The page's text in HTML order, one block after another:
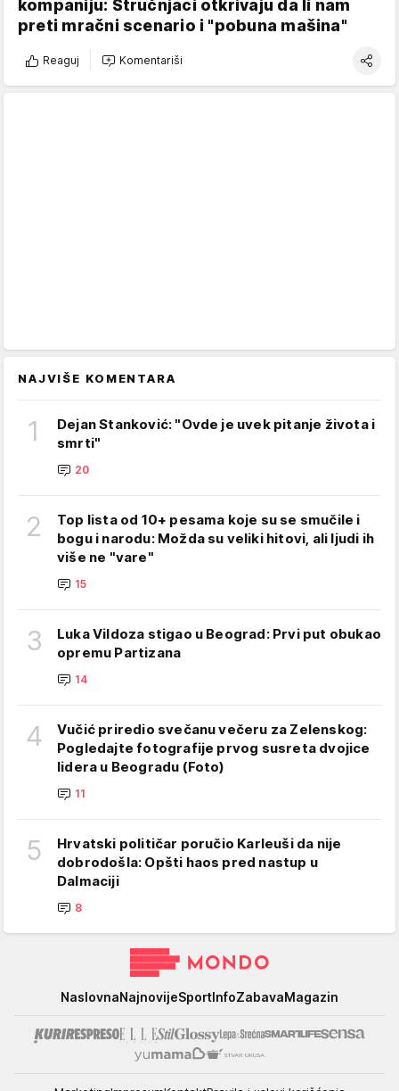
kompaniju: Stručnjaci otkrivaju da li nam
preti mračni scenario i "pobuna mašina"
Reaguj Komentariši
NAJVIŠE KOMENTARA
1
Dejan Stanković: "Ovde je uvek pitanje života i
smrti"
20
2
Top lista od 10+ pesama koje su se smučile i
bogu i narodu: Možda su veliki hitovi, ali ljudi ih
više ne "vare"
15
3
Luka Vildoza stigao u Beograd: Prvi put obukao
opremu Partizana
14
4
Vučić priredio svečanu večeru za Zelenskog:
Pogledajte fotografije prvog susreta dvojice
lidera u Beogradu (Foto)
11
5
Hrvatski političar poručio Karleuši da nije
dobrodošla: Opšti haos pred nastup u
Dalmaciji
8
NaslovnaNajnovijeSportInfoZabavaMagazin